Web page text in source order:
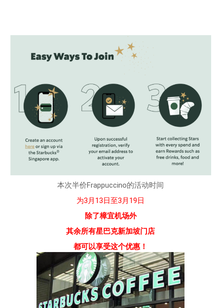
本次半价Frappuccino的活动时间
为3月13日至3月19日
除了樟宜机场外
其余所有星巴克新加坡门店
都可以享受这个优惠！